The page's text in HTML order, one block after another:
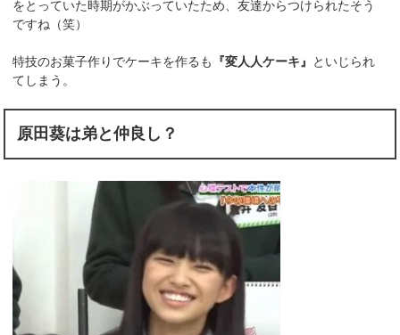
をとっていた時期がかぶっていたため、友達からつけられたそう
ですね（笑）
特技のお菓子作りでケーキを作るも 『変人人ケーキ』 といじられ
てしまう。
原田葵は弟と仲良し？